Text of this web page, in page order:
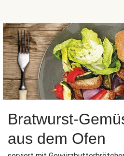
Bratwurst-
aus dem Ofen